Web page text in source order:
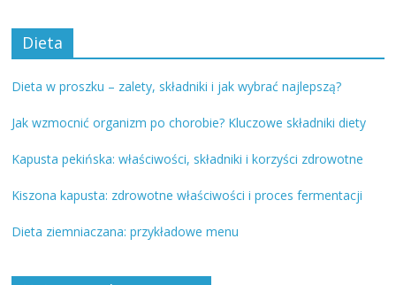
Dieta
Dieta w proszku – zalety, składniki i jak wybrać najlepszą?
Jak wzmocnić organizm po chorobie? Kluczowe składniki diety
Kapusta pekińska: właściwości, składniki i korzyści zdrowotne
Kiszona kapusta: zdrowotne właściwości i proces fermentacji
Dieta ziemniaczana: przykładowe menu